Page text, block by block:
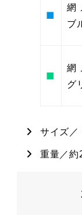
■
網
ブ
■
網
グ
サイズ
重量／